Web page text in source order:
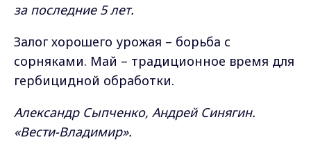
за последние 5 лет.
Залог хорошего урожая – борьба с
сорняками. Май – традиционное время для
гербицидной обработки.
Александр Сыпченко, Андрей Синягин.
«Вести-Владимир».